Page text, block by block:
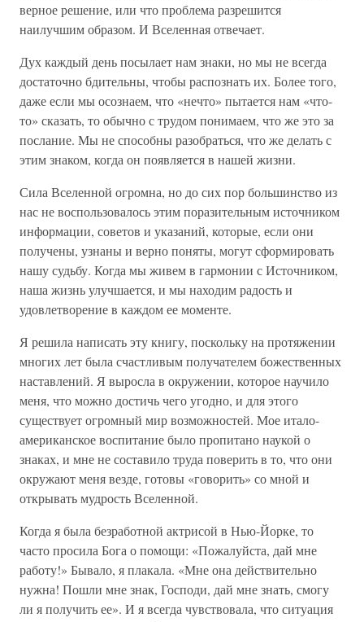
верное решение, или что проблема разрешится
наилучшим образом. И Вселенная отвечает.
Дух каждый день посылает нам знаки, но мы не всегда
достаточно бдительны, чтобы распознать их. Более того,
даже если мы осознаем, что «нечто» пытается нам «что-
то» сказать, то обычно с трудом понимаем, что же это за
послание. Мы не способны разобраться, что же делать с
этим знаком, когда он появляется в нашей жизни.
Сила Вселенной огромна, но до сих пор большинство из
нас не воспользовалось этим поразительным источником
информации, советов и указаний, которые, если они
получены, узнаны и верно поняты, могут сформировать
нашу судьбу. Когда мы живем в гармонии с Источником,
наша жизнь улучшается, и мы находим радость и
удовлетворение в каждом ее моменте.
Я решила написать эту книгу, поскольку на протяжении
многих лет была счастливым получателем божественных
наставлений. Я выросла в окружении, которое научило
меня, что можно достичь чего угодно, и для этого
существует огромный мир возможностей. Мое итало-
американское воспитание было пропитано наукой о
знаках, и мне не составило труда поверить в то, что они
окружают меня везде, готовы «говорить» со мной и
открывать мудрость Вселенной.
Когда я была безработной актрисой в Нью-Йорке, то
часто просила Бога о помощи: «Пожалуйста, дай мне
работу!» Бывало, я плакала. «Мне она действительно
нужна! Пошли мне знак, Господи, дай мне знать, смогу
ли я получить ее». И я всегда чувствовала, что ситуация